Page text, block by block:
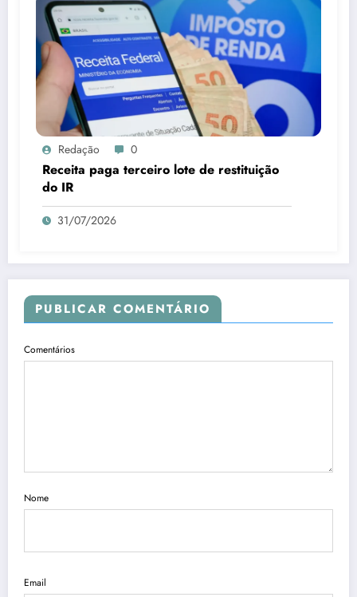
Redação 0
Receita paga terceiro lote de restituição
do IR
31/07/2026
PUBLICAR COMENTÁRIO
Comentários
Nome
Email